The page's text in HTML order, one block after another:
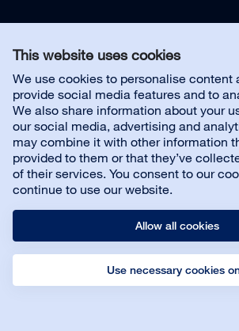
This website uses cookies
We use cookies to personalise content
provide social media features and to
We also share information about your
our social media, advertising and
may combine it with other information
provided to them or that they’ve
of their services. You consent to our
continue to use our website.
Allow all cookies
Use necessary cookies
Contáctenos
Servicio al cliente
Sobre nosotros